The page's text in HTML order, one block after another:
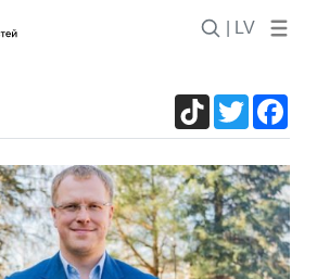
| LV
TikTokTwitter